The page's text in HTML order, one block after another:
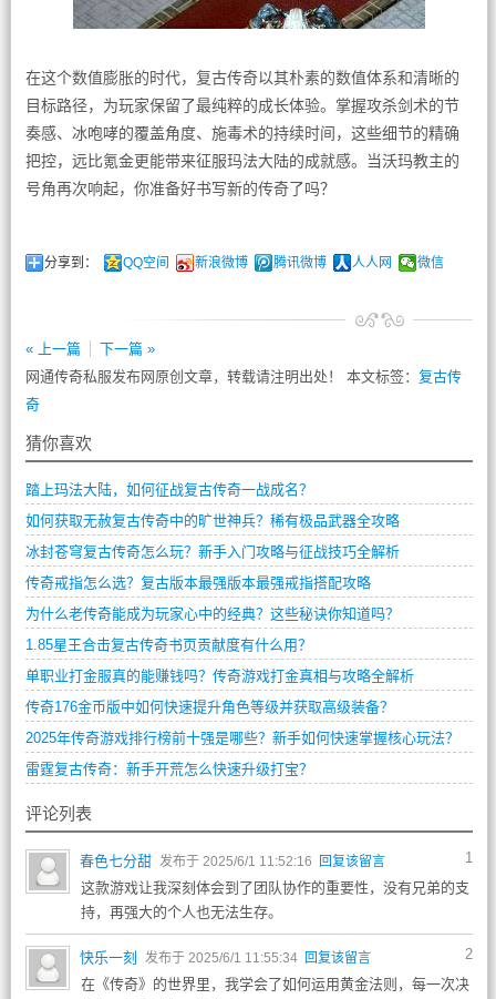
在这个数值膨胀的时代，复古传奇以其朴素的数值体系和清晰的
目标路径，为玩家保留了最纯粹的成长体验。掌握攻杀剑术的节
奏感、冰咆哮的覆盖角度、施毒术的持续时间，这些细节的精确
把控，远比氪金更能带来征服玛法大陆的成就感。当沃玛教主的
号角再次响起，你准备好书写新的传奇了吗？
分享到： QQ空间 新浪微博 腾讯微博 人人网 微信
« 上一篇
下一篇 »
网通传奇私服发布网原创文章，转载请注明出处！ 本文标签： 复古传
奇
猜你喜欢
踏上玛法大陆，如何征战复古传奇一战成名？
如何获取无赦复古传奇中的旷世神兵？稀有极品武器全攻略
冰封苍穹复古传奇怎么玩？新手入门攻略与征战技巧全解析
传奇戒指怎么选？复古版本最强版本最强戒指搭配攻略
为什么老传奇能成为玩家心中的经典？这些秘诀你知道吗？
1.85星王合击复古传奇书页贡献度有什么用？
单职业打金服真的能赚钱吗？传奇游戏打金真相与攻略全解析
传奇176金币版中如何快速提升角色等级并获取高级装备？
2025年传奇游戏排行榜前十强是哪些？新手如何快速掌握核心玩法？
雷霆复古传奇：新手开荒怎么快速升级打宝？
评论列表
1
春色七分甜 发布于 2025/6/1 11:52:16 回复该留言
这款游戏让我深刻体会到了团队协作的重要性，没有兄弟的支
持，再强大的个人也无法生存。
2
快乐一刻 发布于 2025/6/1 11:55:34 回复该留言
在《传奇》的世界里，我学会了如何运用黄金法则，每一次决